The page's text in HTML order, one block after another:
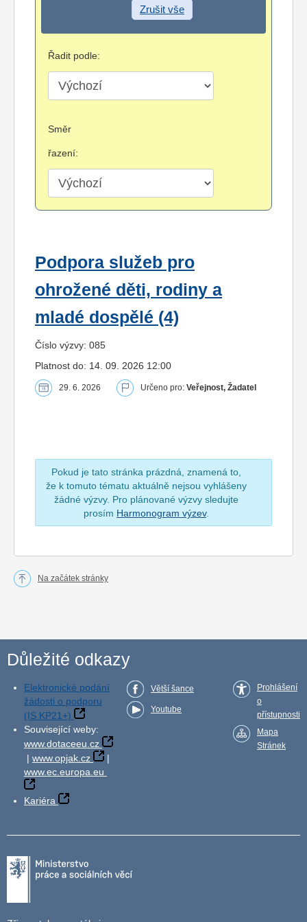
Zrušit vše
Řadit podle:
Směr
řazení:
Podpora služeb pro
ohrožené děti, rodiny a
mladé dospělé (4)
Číslo výzvy: 085
Platnost do: 14. 09. 2026 12:00
29. 6. 2026 Určeno pro: Veřejnost, Žadatel
Pokud je tato stránka prázdná, znamená to,
že k tomuto tématu aktuálně nejsou vyhlášeny
žádné výzvy. Pro plánované výzvy sledujte
prosím Harmonogram výzev.
Na začátek stránky
Důležité odkazy
Elektronické podání
žádosti o podporu
(IS KP21+)
Související weby:
www.dotaceeu.cz
| www.opjak.cz
|
www.ec.europa.eu
Kariéra
Větší šance
Youtube
Prohlášení
o
přístupnosti
Mapa
Stránek